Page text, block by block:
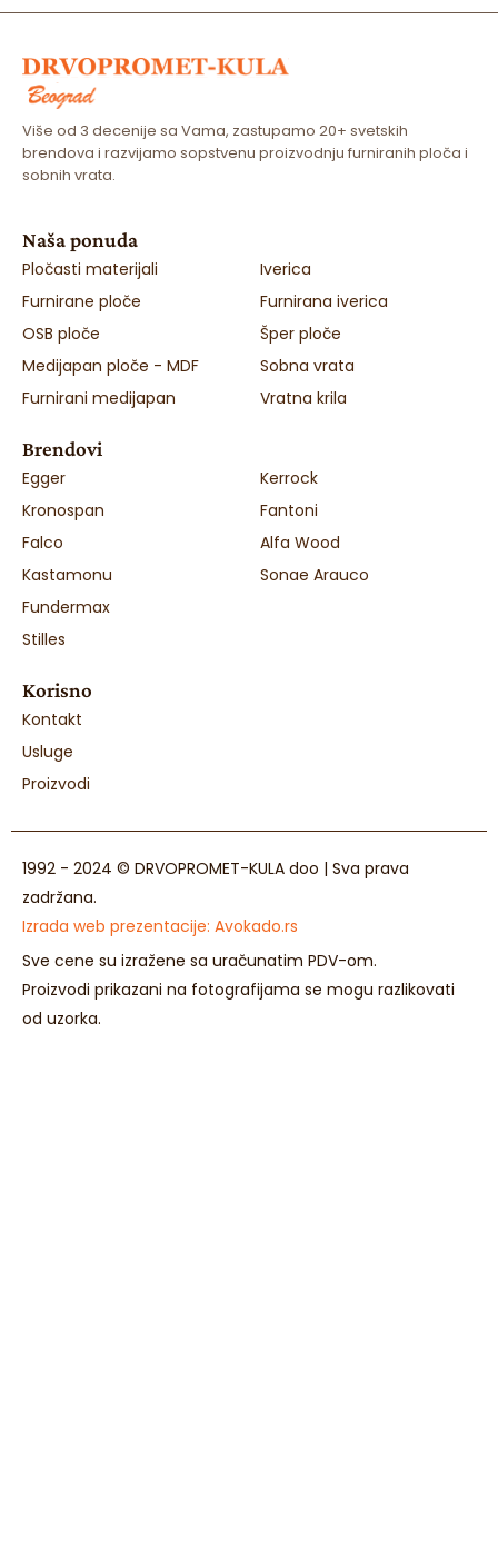
Više od 3 decenije sa Vama, zastupamo 20+ svetskih
brendova i razvijamo sopstvenu proizvodnju furniranih ploča i
sobnih vrata.
Naša ponuda
Pločasti materijali
Furnirane ploče
OSB ploče
Medijapan ploče - MDF
Furnirani medijapan
Iverica
Furnirana iverica
Šper ploče
Sobna vrata
Vratna krila
Brendovi
Egger
Kronospan
Falco
Kastamonu
Fundermax
Stilles
Kerrock
Fantoni
Alfa Wood
Sonae Arauco
Korisno
Kontakt
Usluge
Proizvodi
1992 - 2024 © DRVOPROMET-KULA doo | Sva prava
zadržana.
Izrada web prezentacije: Avokado.rs
Sve cene su izražene sa uračunatim PDV-om.
Proizvodi prikazani na fotografijama se mogu razlikovati
od uzorka.